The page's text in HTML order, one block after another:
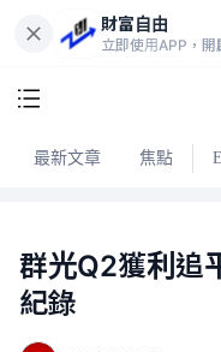
財富自由
立即使用APP，開
最新文章 焦點
群光Q2獲利追
紀錄